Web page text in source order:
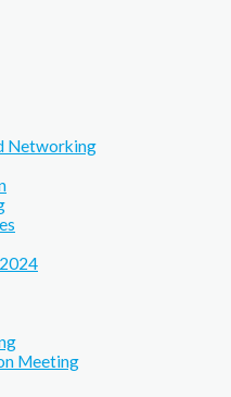
Networking
Meeting